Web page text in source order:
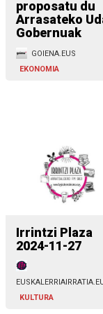
proposatu du
Arrasateko
Gobernuak
GOIENA.EUS
EKONOMIA
Irrintzi Plaza
2024-11-27
KULTURA